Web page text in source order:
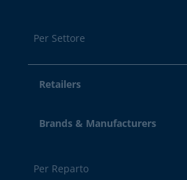
Per Settore
Retailers
Brands & Manufacturers
Per Reparto